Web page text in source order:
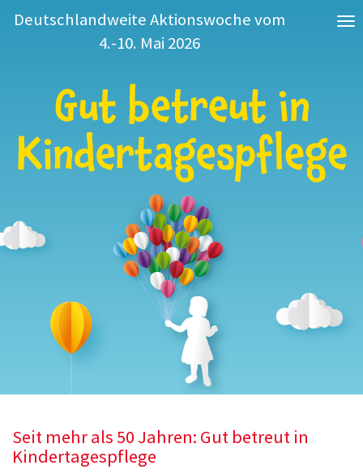
Deutschlandweite Aktionswoche vom
4.-10. Mai 2026
T
e
n
Seit mehr als 50 Jahren: Gut betreut in
Kindertagespflege